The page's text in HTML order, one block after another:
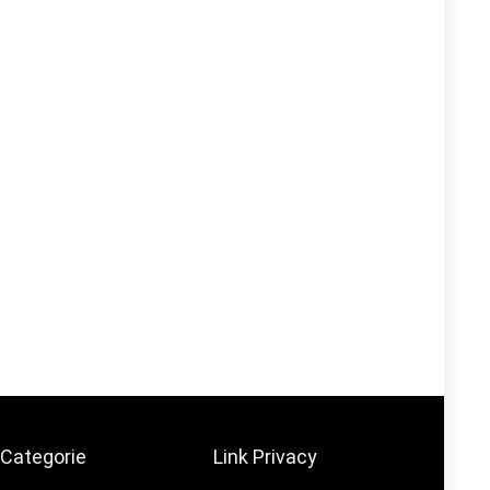
Categorie Link Privacy